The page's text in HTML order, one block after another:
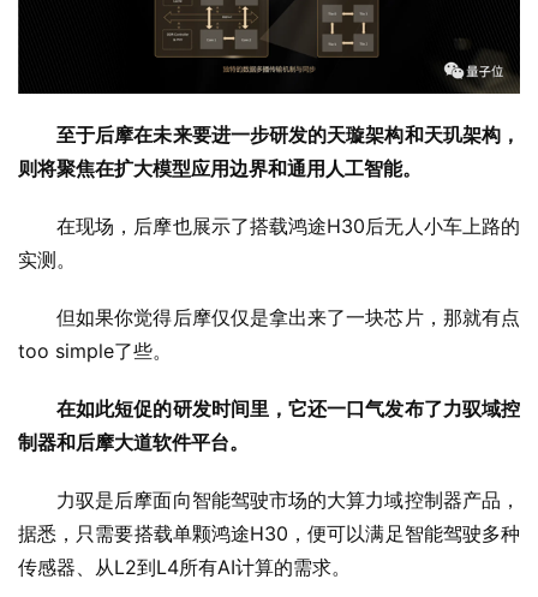
至于后摩在未来要进一步研发的天璇架构和天玑架构，
则将聚焦在扩大模型应用边界和通用人工智能。
在现场，后摩也展示了搭载鸿途H30后无人小车上路的
实测。
但如果你觉得后摩仅仅是拿出来了一块芯片，那就有点
too simple了些。
在如此短促的研发时间里，它还一口气发布了力驭域控
制器和后摩大道软件平台。
力驭是后摩面向智能驾驶市场的大算力域控制器产品，
据悉，只需要搭载单颗鸿途H30，便可以满足智能驾驶多种
传感器、从L2到L4所有AI计算的需求。